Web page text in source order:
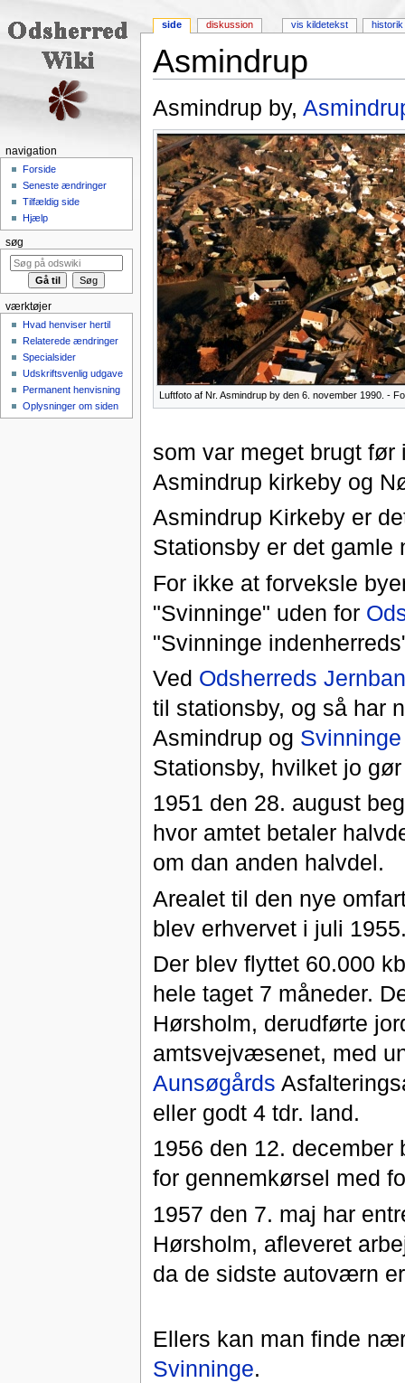
Asmindrup
Asmindrup by,
Luftfoto af Nr. Asmindrup by den 6. november 1990. -
som var meget brugt
Asmindrup kirkeby og
Asmindrup Kirkeby er
Stationsby er det gamle
For ikke at forveksle
"Svinninge" uden for
"Svinninge
Ved Odsherreds
til stationsby, og så har
Asmindrup og Svinninge
Stationsby, hvilket jo
1951 den 28. august
hvor amtet betaler
om dan anden halvdel.
Arealet til den nye
blev erhvervet i juli
Der blev flyttet 60.000
hele taget 7 måneder.
Hørsholm, derudførte
amtsvejvæsenet, med
Aunsøgårds
eller godt 4 tdr. land.
1956 den 12.
for gennemkørsel med
1957 den 7. maj har
Hørsholm, afleveret
da de sidste autoværn
Ellers kan man finde
Svinninge.
side diskussion vis kildetekst historik
navigation
Forside
Seneste ændringer
Tilfældig side
Hjælp
søg
værktøjer
Hvad henviser hertil
Relaterede ændringer
Specialsider
Udskriftsvenlig udgave
Permanent henvisning
Oplysninger om siden